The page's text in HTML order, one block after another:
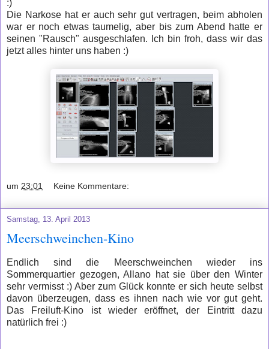
:)
Die Narkose hat er auch sehr gut vertragen, beim abholen
war er noch etwas taumelig, aber bis zum Abend hatte er
seinen "Rausch" ausgeschlafen. Ich bin froh, dass wir das
jetzt alles hinter uns haben :)
um 23:01 Keine Kommentare:
Samstag, 13. April 2013
Meerschweinchen-Kino
Endlich sind die Meerschweinchen wieder ins
Sommerquartier gezogen, Allano hat sie über den Winter
sehr vermisst :) Aber zum Glück konnte er sich heute selbst
davon überzeugen, dass es ihnen nach wie vor gut geht.
Das Freiluft-Kino ist wieder eröffnet, der Eintritt dazu
natürlich frei :)